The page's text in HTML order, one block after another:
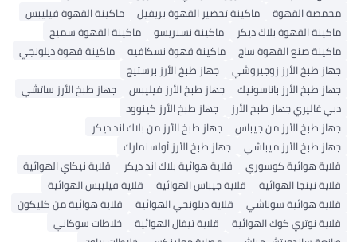
محمصة القهوة
ماكينة تحضير القهوة بريفيل
ماكينة القهوة فيليبس
ماكينة القهوة بلاك ديكر
ماكينة نسبريسو
ماكينة القهوة سميج
ماكينة صنع القهوة ساج
ماكينة قهوة نسكافيه
ماكينة قهوة ديلونجي
جهاز طبخ الأرز زوجيروشي
جهاز طبخ الأرز برستيج
جهاز طبخ الأرز باناسونيك
جهاز طبخ الأرز فيليبس
جهاز طبخ الأرز ساتشي
دبي غاليري جهاز طبخ الأرز
جهاز طبخ الأرز كينوود
جهاز طبخ الأرز من جيباس
جهاز طبخ الأرز من بلاك اند ديكر
جهاز طبخ الأرز ميباشي
جهاز طبخ الأرز أولسنمارك
قلاية هوائية كوسوري
قلاية هوائية بلاك اند ديكر
قلاية نيكاي الهوائية
قلاية نينجا الهوائية
قلاية جيباس الهوائية
قلاية فيليبس الهوائية
قلاية هوائية سوناشي
قلاية ديلونجي الهوائية
قلاية هوائية من كليكون
قلاية نوتري كوك الهوائية
قلاية تيفال الهوائية
خلاطات سوكاني